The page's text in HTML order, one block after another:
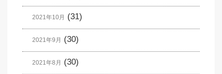
2021年10月 (31)
2021年9月 (30)
2021年8月 (30)